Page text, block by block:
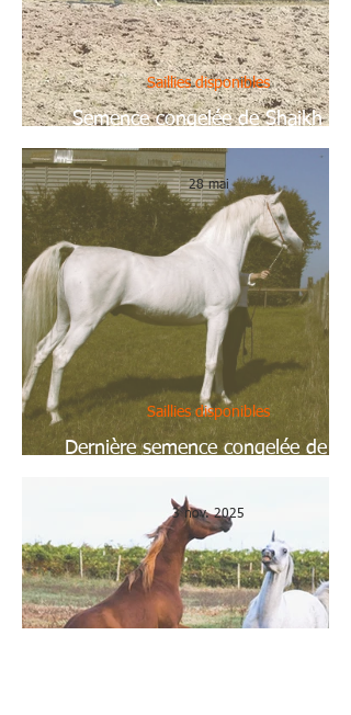
Semence congelée de Shaikh Al
Damaran
Saillies disponibles
Dernière semence congelée de La
Saillies disponibles
28 mai
3 nov. 2025